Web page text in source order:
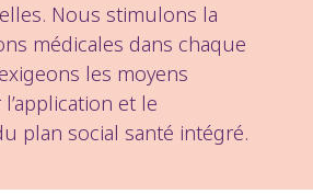
Nous stimulons la
médicales dans chaque
les moyens
et le
plan social santé intégré.